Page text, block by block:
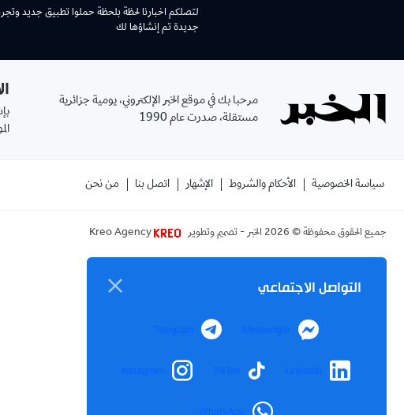
لتصلكم اخبارنا لحظة بلحظة حملوا تطبيق جديد
جديدة تم إنشاؤها لك
مرحبا بك في موقع الخبر الإلكتروني، يومية جزائرية
مستقلة، صدرت عام 1990
سياسة الخصوصية الأحكام والشروط الإشهار اتصل بنا من نحن
جميع الحقوق محفوظة © 2026 الخبر - تصميم وتطوير Kreo Agency
التواصل الاجتماعي
Messenger
Telegram
LinkedIn
TikTok
Instagram